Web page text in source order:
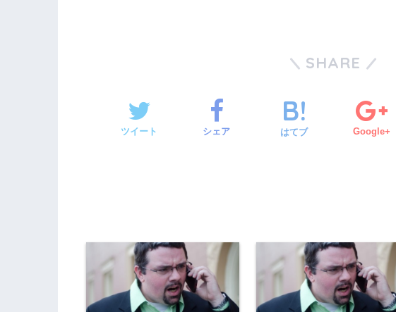
SHARE
ツイート シェア はてブ Google+